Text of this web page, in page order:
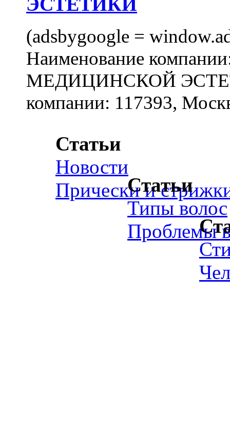
ЭСТЕТИКИ
(adsbygoogle =
Наименование
МЕДИЦИНСКОЙ
компании: 117393,
Статьи
Новости
Прически иСтатьи
Типы волос
Проблемы